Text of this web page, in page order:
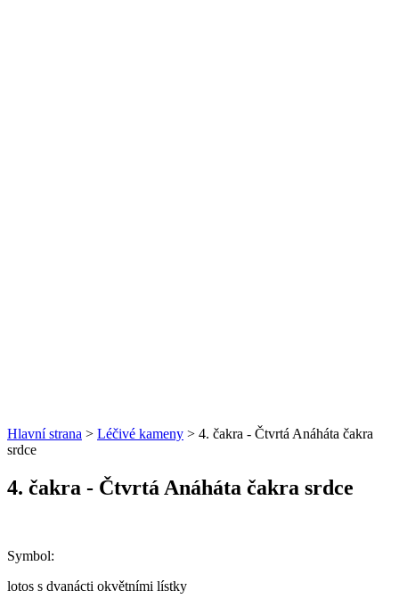
Hlavní strana > Léčivé kameny > 4. čakra - Čtvrtá Anáháta čakra
srdce
4. čakra - Čtvrtá Anáháta čakra srdce
Symbol:
lotos s dvanácti okvětními lístky